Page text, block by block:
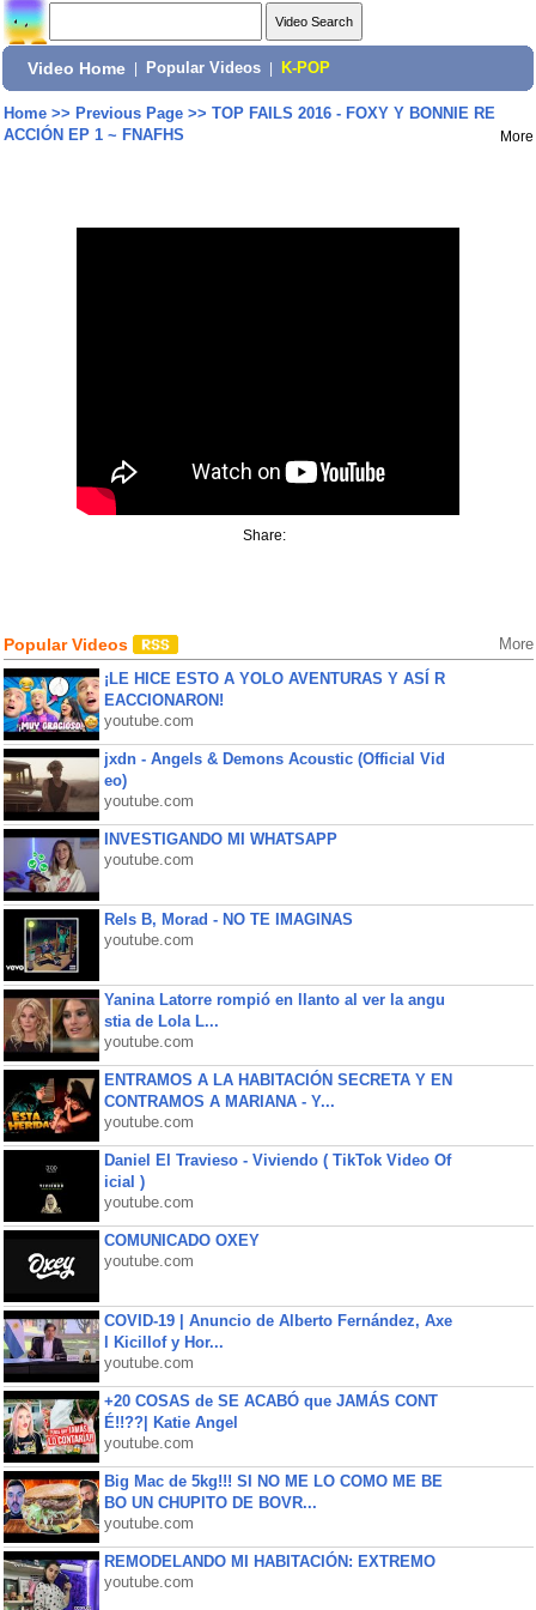
Video Home Popular Videos K-POP
Home>> Previous Page>> TOP FAILS 2016 - FOXY Y BONNIE RE
ACCIÓN EP 1 ~ FNAFHS
More
Share:
Popular Videos More
¡LE HICE ESTO A YOLO AVENTURAS Y ASÍ R
EACCIONARON!
youtube.com
jxdn - Angels & Demons Acoustic (Official Vid
eo)
youtube.com
INVESTIGANDO MI WHATSAPP
youtube.com
Rels B, Morad - NO TE IMAGINAS
youtube.com
Yanina Latorre rompió en llanto al ver la angu
stia de Lola L...
youtube.com
ENTRAMOS A LA HABITACIÓN SECRETA Y EN
CONTRAMOS A MARIANA - Y...
youtube.com
Daniel El Travieso - Viviendo ( TikTok Video Of
icial )
youtube.com
COMUNICADO OXEY
youtube.com
COVID-19 | Anuncio de Alberto Fernández, Axe
l Kicillof y Hor...
youtube.com
+20 COSAS de SE ACABÓ que JAMÁS CONT
É!!??| Katie Angel
youtube.com
Big Mac de 5kg!!! SI NO ME LO COMO ME BE
BO UN CHUPITO DE BOVR...
youtube.com
REMODELANDO MI HABITACIÓN: EXTREMO
youtube.com